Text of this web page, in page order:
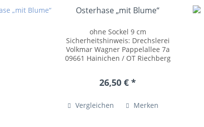
Osterhase „mit Blume“
ohne Sockel 9 cm
Sicherheitshinweis: Drechslerei
Volkmar Wagner Pappelallee 7a
09661 Hainichen / OT Riechberg
volkmar-wagner.de
wagner.de Kleinteile können...
26,50 € *
Vergleichen Merken